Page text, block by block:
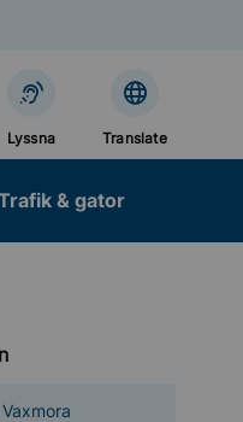
fönster
Lyssna Translate
& gator